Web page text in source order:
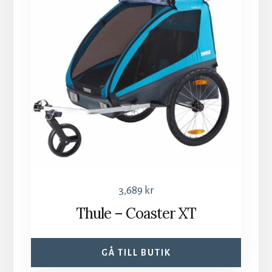
3,689 kr
Thule – Coaster XT
GÅ TILL BUTIK